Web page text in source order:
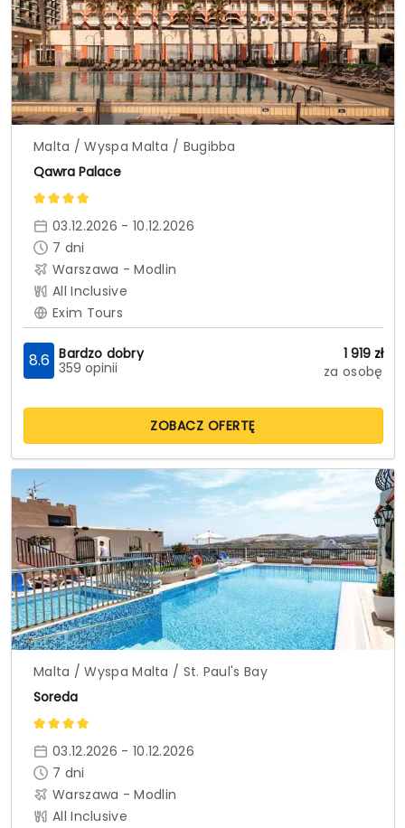
Malta / Wyspa Malta / Bugibba
Qawra Palace
03.12.2026 - 10.12.2026
7 dni
Warszawa - Modlin
All Inclusive
Exim Tours
Bardzo dobry
359 opinii
8.6 1 919 zł
za osobę
ZOBACZ OFERTĘ
Malta / Wyspa Malta / St. Paul's Bay
Soreda
03.12.2026 - 10.12.2026
7 dni
Warszawa - Modlin
All Inclusive